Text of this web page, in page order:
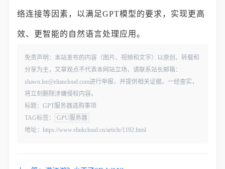
络连接等因素，以满足GPT模型的要求，实现更高
效、更智能的自然语言处理应用。
免责声明：本站发布的内容（图片、视频和文字）以原创、转载和
分享为主，文章观点不代表本网站立场，请联系站长邮箱：
shawn.lee@eliancloud.com进行举报，并提供相关证据，一经查实，
将立刻删除涉嫌侵权内容。
标题：GPT服务器选购事项
TAG标签：
GPU服务器
地址：https://www.elinkcloud.cn/article/1192.html